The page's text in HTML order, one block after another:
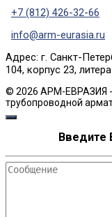
+7 (812) 426-32-66
info@arm-eurasia.ru
Адрес: г. Санкт-
104, корпус 23,
© 2026 АРМ-ЕВРАЗИЯ
трубопроводной
Введите
Сообщение